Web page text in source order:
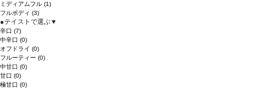
ミディアムフル (1)
フルボディ (3)
●テイストで選ぶ▼
辛口 (7)
中辛口 (0)
オフドライ (0)
フルーティー (0)
中甘口 (0)
甘口 (0)
極甘口 (0)